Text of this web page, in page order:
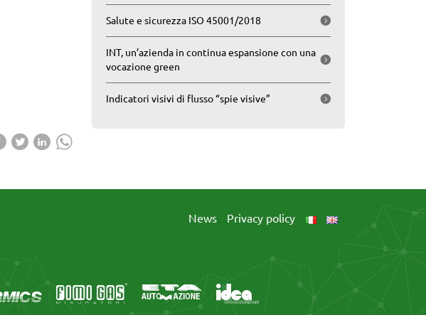
Salute e sicurezza ISO 45001/2018
INT, un’azienda in continua espansione con una
vocazione green
Indicatori visivi di flusso “spie visive”
News Privacy policy